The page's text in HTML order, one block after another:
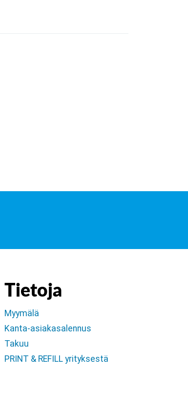
Tietoja
Myymälä
Kanta-asiakasalennus
Takuu
PRINT & REFILL yrityksestä